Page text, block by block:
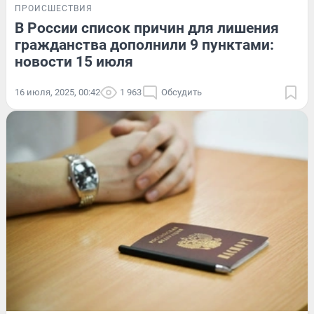
ПРОИСШЕСТВИЯ
В России список причин для лишения
гражданства дополнили 9 пунктами:
новости 15 июля
16 июля, 2025, 00:42 1 963 Обсудить